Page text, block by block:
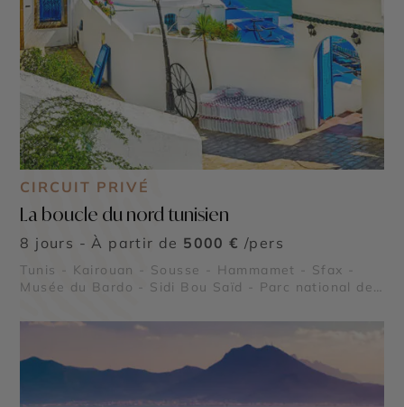
CIRCUIT PRIVÉ
La boucle du nord tunisien
8 jours - À partir de 5000 € /pers
Tunis - Kairouan - Sousse - Hammamet - Sfax -
Musée du Bardo - Sidi Bou Saïd - Parc national de